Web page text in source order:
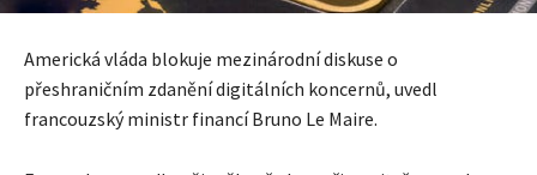
Americká vláda blokuje mezinárodní diskuse o
přeshraničním zdanění digitálních koncernů, uvedl
francouzský ministr financí Bruno Le Maire.